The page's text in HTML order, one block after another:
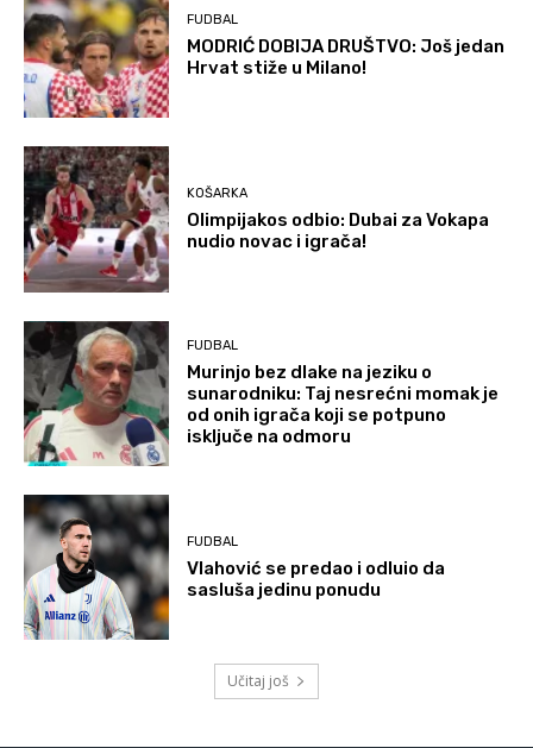
FUDBAL
MODRIĆ DOBIJA DRUŠTVO: Još jedan
Hrvat stiže u Milano!
KOŠARKA
Olimpijakos odbio: Dubai za Vokapa
nudio novac i igrača!
FUDBAL
Murinjo bez dlake na jeziku o
sunarodniku: Taj nesrećni momak je
od onih igrača koji se potpuno
isključe na odmoru
FUDBAL
Vlahović se predao i odluio da
sasluša jedinu ponudu
Učitaj još